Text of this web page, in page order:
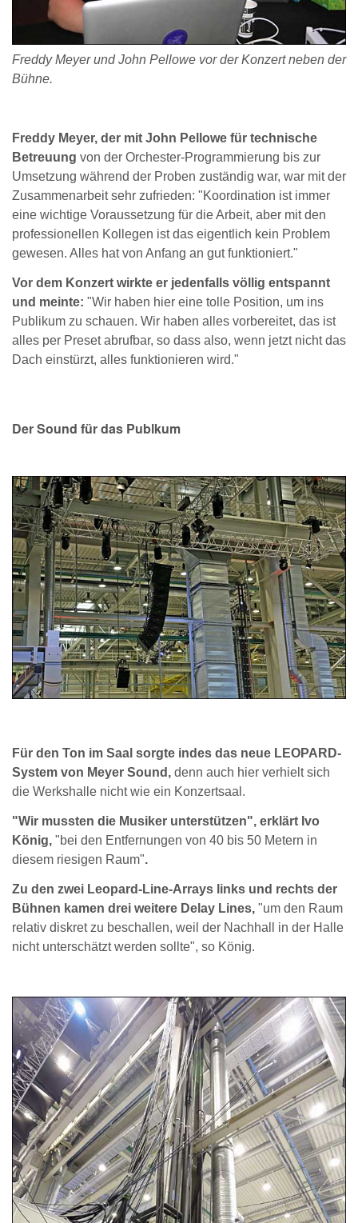
Freddy Meyer und John Pellowe vor der Konzert neben der
Bühne.
Freddy Meyer, der mit John Pellowe für technische
Betreuung von der Orchester-Programmierung bis zur
Umsetzung während der Proben zuständig war, war mit der
Zusammenarbeit sehr zufrieden: "Koordination ist immer
eine wichtige Voraussetzung für die Arbeit, aber mit den
professionellen Kollegen ist das eigentlich kein Problem
gewesen. Alles hat von Anfang an gut funktioniert."
Vor dem Konzert wirkte er jedenfalls völlig entspannt
und meinte: "Wir haben hier eine tolle Position, um ins
Publikum zu schauen. Wir haben alles vorbereitet, das ist
alles per Preset abrufbar, so dass also, wenn jetzt nicht das
Dach einstürzt, alles funktionieren wird."
Der Sound für das Publkum
Für den Ton im Saal sorgte indes das neue LEOPARD-
System von Meyer Sound, denn auch hier verhielt sich
die Werkshalle nicht wie ein Konzertsaal.
"Wir mussten die Musiker unterstützen", erklärt Ivo
König, "bei den Entfernungen von 40 bis 50 Metern in
diesem riesigen Raum".
Zu den zwei Leopard-Line-Arrays links und rechts der
Bühnen kamen drei weitere Delay Lines, "um den Raum
relativ diskret zu beschallen, weil der Nachhall in der Halle
nicht unterschätzt werden sollte", so König.